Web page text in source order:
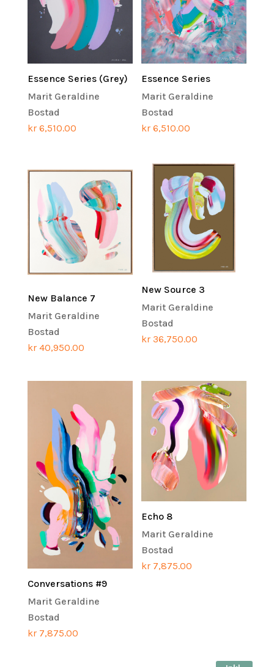
Essence Series (Grey)
Marit Geraldine
Bostad
kr6,510.00
Essence Series
Marit Geraldine
Bostad
kr 6,510.00
New Balance 7
Marit Geraldine
Bostad
kr40,950.00
New Source 3
Marit Geraldine
Bostad
kr 36,750.00
Conversations #9
Marit Geraldine
Bostad
kr7,875.00
Echo 8
Marit Geraldine
Bostad
kr 7,875.00